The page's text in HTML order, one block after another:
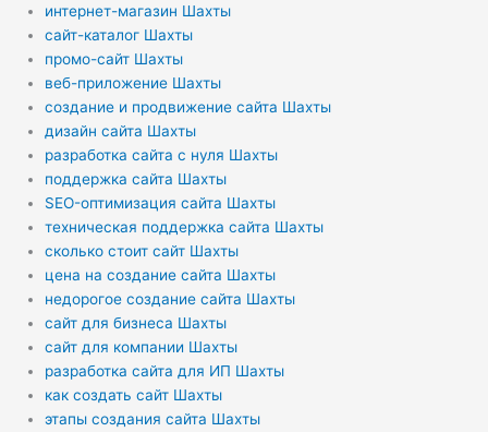
интернет-магазин Шахты
сайт-каталог Шахты
промо-сайт Шахты
веб-приложение Шахты
создание и продвижение сайта Шахты
дизайн сайта Шахты
разработка сайта с нуля Шахты
поддержка сайта Шахты
SEO-оптимизация сайта Шахты
техническая поддержка сайта Шахты
сколько стоит сайт Шахты
цена на создание сайта Шахты
недорогое создание сайта Шахты
сайт для бизнеса Шахты
сайт для компании Шахты
разработка сайта для ИП Шахты
как создать сайт Шахты
этапы создания сайта Шахты